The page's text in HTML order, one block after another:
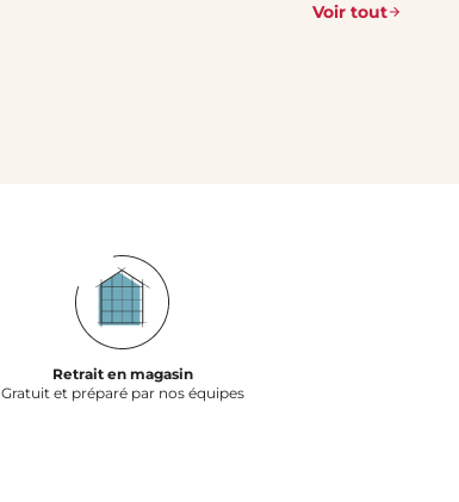
Voir tout
Retrait en magasin
Gratuit et préparé par nos équipes